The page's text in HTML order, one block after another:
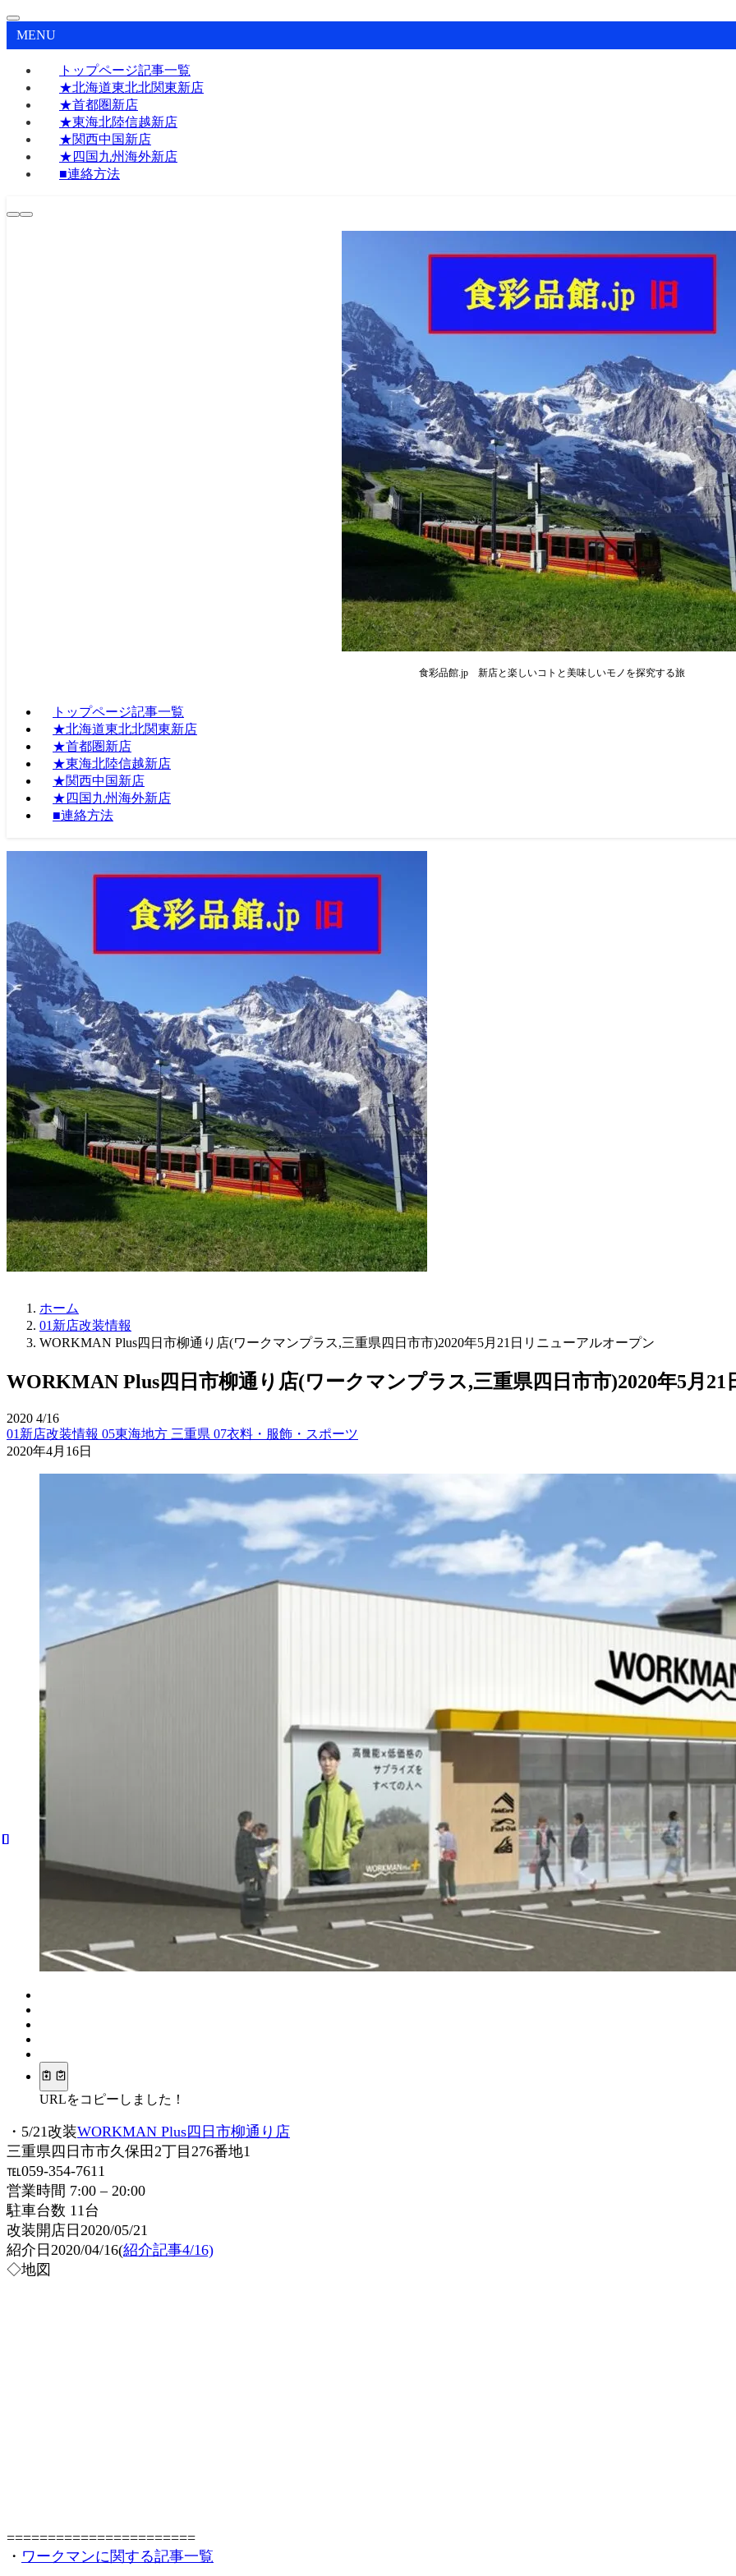
MENU
トップページ記事一覧
★北海道東北北関東新店
★首都圏新店
★東海北陸信越新店
★関西中国新店
★四国九州海外新店
■連絡方法
食彩品館.jp 新店と楽しいコトと美味しいモノを探究する旅
トップページ記事一覧
★北海道東北北関東新店
★首都圏新店
★東海北陸信越新店
★関西中国新店
★四国九州海外新店
■連絡方法
ホーム
01新店改装情報
WORKMAN Plus四日市柳通り店(ワークマンプラス,三重県四日市市)2020年5月21日リニューアルオープン
WORKMAN Plus四日市柳通り店(ワークマンプラス,三重県四日市市)2020年5月
2020 4/16
01新店改装情報 05東海地方 三重県 07衣料・服飾・スポーツ
2020年4月16日
URLをコピーしました！
・5/21改装WORKMAN Plus四日市柳通り店
三重県四日市市久保田2丁目276番地1
℡059-354-7611
営業時間 7:00 – 20:00
駐車台数 11台
改装開店日2020/05/21
紹介日2020/04/16(紹介記事4/16)
◇地図
=======================
・ ワークマンに関する記事一覧